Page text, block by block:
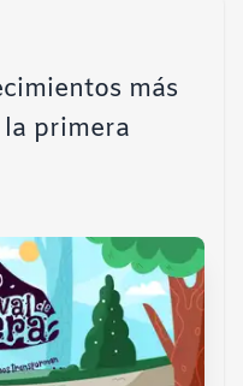
más
primera